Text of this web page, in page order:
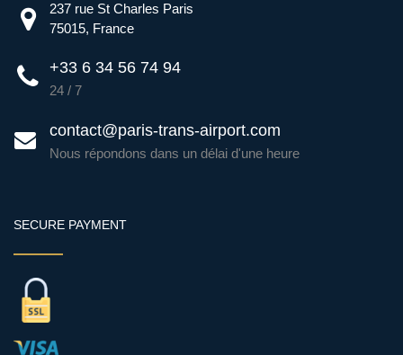
237 rue St Charles Paris
75015, France
+33 6 34 56 74 94
24 / 7
contact@paris-trans-airport.com
Nous répondons dans un délai d'une heure
SECURE PAYMENT